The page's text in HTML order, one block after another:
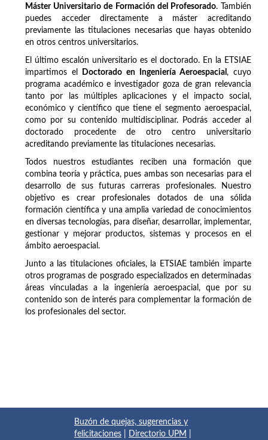
Máster Universitario de Formación del Profesorado. También
puedes acceder directamente a máster acreditando
previamente las titulaciones necesarias que hayas obtenido
en otros centros universitarios.
El último escalón universitario es el doctorado. En la ETSIAE
impartimos el
Doctorado en Ingeniería Aeroespacial, cuyo
programa académico e investigador goza de gran relevancia
tanto por las múltiples aplicaciones y el impacto social,
económico y científico que tiene el segmento aeroespacial,
como por su contenido multidisciplinar. Podrás acceder al
doctorado procedente de otro centro universitario
acreditando previamente las titulaciones necesarias.
Todos nuestros estudiantes reciben una formación que
combina teoría y práctica, pues ambas son necesarias para el
desarrollo de sus futuras carreras profesionales. Nuestro
objetivo es crear profesionales dotados de una sólida
formación científica y una amplia variedad de conocimientos
en diversas tecnologías, para diseñar, desarrollar, implementar,
gestionar y mejorar productos, sistemas y procesos en el
ámbito aeroespacial.
Junto a las titulaciones oficiales, la ETSIAE también imparte
otros programas de posgrado especializados en determinadas
áreas vinculadas a la ingeniería aeroespacial, que por su
contenido son de interés para complementar la formación de
los profesionales del sector.
Buzón de quejas, sugerencias y
felicitaciones
Directorio UPM